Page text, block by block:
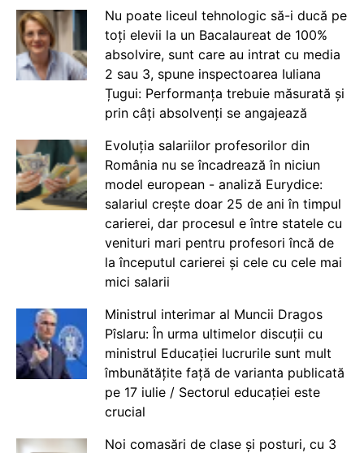
Nu poate liceul tehnologic să-i ducă pe
toți elevii la un Bacalaureat de 100%
absolvire, sunt care au intrat cu media
2 sau 3, spune inspectoarea Iuliana
Țugui: Performanța trebuie măsurată și
prin câți absolvenți se angajează
Evoluția salariilor profesorilor din
România nu se încadrează în niciun
model european - analiză Eurydice:
salariul crește doar 25 de ani în timpul
carierei, dar procesul e între statele cu
venituri mari pentru profesori încă de
la începutul carierei și cele cu cele mai
mici salarii
Ministrul interimar al Muncii Dragos
Pîslaru: În urma ultimelor discuții cu
ministrul Educației lucrurile sunt mult
îmbunătățite față de varianta publicată
pe 17 iulie / Sectorul educației este
crucial
Noi comasări de clase și posturi, cu 3